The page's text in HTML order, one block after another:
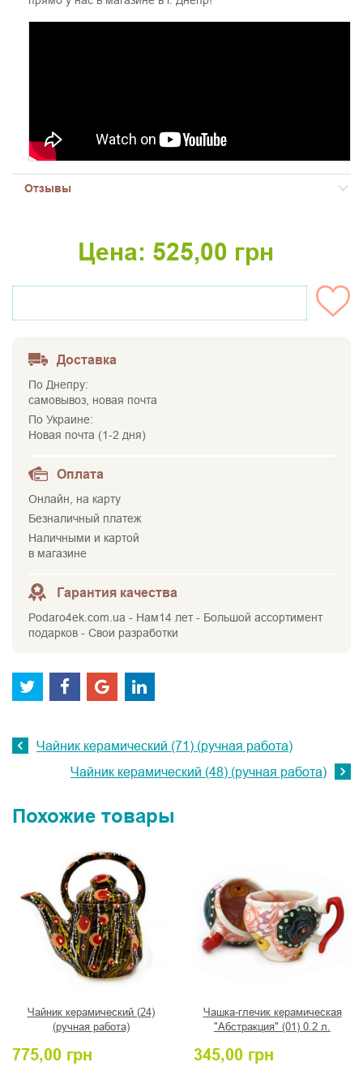
Отзывы
Цена: 525,00 грн
Доставка
По Днепру:
самовывоз, новая почта
По Украине:
Новая почта (1-2 дня)
Оплата
Онлайн, на карту
Безналичный платеж
Наличными и картой
в магазине
Гарантия качества
Podaro4ek.com.ua - Нам14 лет - Большой ассортимент
подарков - Свои разработки
Чайник керамический (71) (ручная работа)
Чайник керамический (48) (ручная работа)
Похожие товары
Чайник керамический (24)
(ручная работа)
775,00 грн
Чашка-глечик керамическая
"Абстракция" (01) 0.2 л.
345,00 грн